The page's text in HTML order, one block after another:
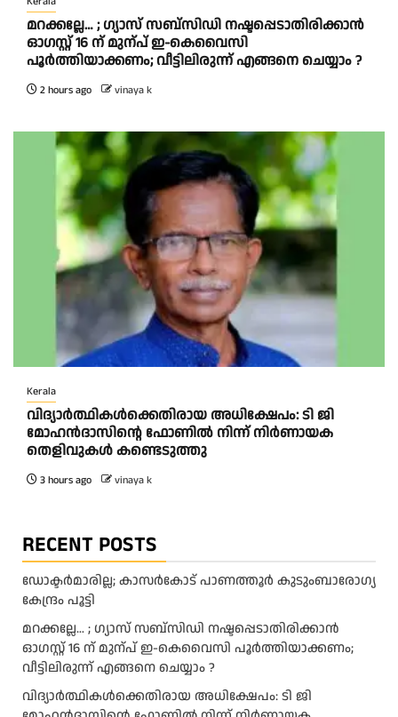
മറക്കല്ലേ… ; ഗ്യാസ് സബ്സിഡി നഷ്ടപ്പെടാതിരിക്കാൻ
ഓഗസ്റ്റ് 16 ന് മുന്പ് ഇ-കെവൈസി
പൂർത്തിയാക്കണം; വീട്ടിലിരുന്ന് എങ്ങനെ ചെയ്യാം ?
2 hours ago vinaya k
Kerala
വിദ്യാര്‍ത്ഥികള്‍ക്കെതിരായ അധിക്ഷേപം: ടി ജി
മോഹന്‍ദാസിന്റെ ഫോണില്‍ നിന്ന് നിര്‍ണായക
തെളിവുകള്‍ കണ്ടെടുത്തു
3 hours ago vinaya k
RECENT POSTS
ഡോക്ടർമാരില്ല; കാസർകോട് പാണത്തൂർ കുടുംബാരോഗ്യ
കേന്ദ്രം പൂട്ടി
മറക്കല്ലേ… ; ഗ്യാസ് സബ്സിഡി നഷ്ടപ്പെടാതിരിക്കാൻ
ഓഗസ്റ്റ് 16 ന് മുന്പ് ഇ-കെവൈസി പൂർത്തിയാക്കണം;
വീട്ടിലിരുന്ന് എങ്ങനെ ചെയ്യാം ?
വിദ്യാര്‍ത്ഥികള്‍ക്കെതിരായ അധിക്ഷേപം: ടി ജി